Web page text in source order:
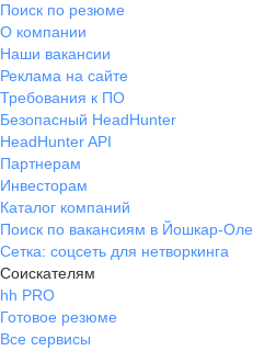
Поиск по резюме
О компании
Наши вакансии
Реклама на сайте
Требования к ПО
Безопасный HeadHunter
HeadHunter API
Партнерам
Инвесторам
Каталог компаний
Поиск по вакансиям в Йошкар-Оле
Сетка: соцсеть для нетворкинга
Соискателям
hh PRO
Готовое резюме
Все сервисы